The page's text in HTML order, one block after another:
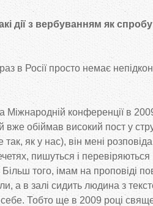
дії з вербуванням як спробу
в Росії просто немає
Міжнародній конференції в
обіймав високий пост у
як у нас), він мені
пишуться і перевіряються
того, імам на проповіді
а в залі сидить людина з
себе. Тобто ще в 2009 році